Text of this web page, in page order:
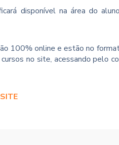
disponível na área do
100% online e estão no
no site, acessando pelo